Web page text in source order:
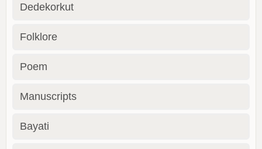
Dedekorkut
Folklore
Poem
Manuscripts
Bayati